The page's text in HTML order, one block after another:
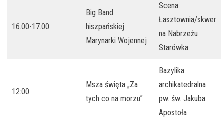
16.00-17.00
Big Band
hiszpańskiej
Marynarki Wojennej
Scena
Łasztownia/skwer
na Nabrzeżu
Starówka
12:00
Msza święta „Za
tych co na morzu”
Bazylika
archikatedralna
pw. św. Jakuba
Apostoła